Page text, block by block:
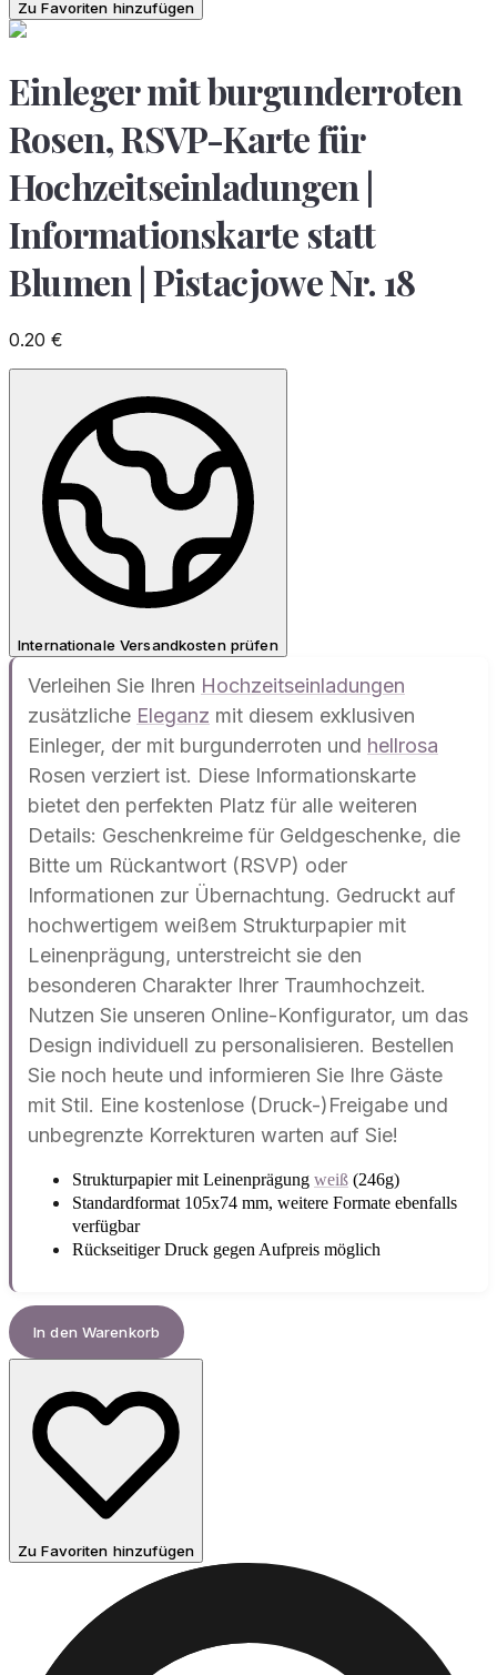
Zu Favoriten hinzufügen
Einleger mit burgunderroten
Rosen, RSVP-Karte für
Hochzeitseinladungen |
Informationskarte statt
Blumen | Pistacjowe Nr. 18
0.20 €
Internationale Versandkosten prüfen
Verleihen Sie Ihren Hochzeitseinladungen
zusätzliche Eleganz mit diesem exklusiven
Einleger, der mit burgunderroten und hellrosa
Rosen verziert ist. Diese Informationskarte
bietet den perfekten Platz für alle weiteren
Details: Geschenkreime für Geldgeschenke, die
Bitte um Rückantwort (RSVP) oder
Informationen zur Übernachtung. Gedruckt auf
hochwertigem weißem Strukturpapier mit
Leinenprägung, unterstreicht sie den
besonderen Charakter Ihrer Traumhochzeit.
Nutzen Sie unseren Online-Konfigurator, um das
Design individuell zu personalisieren. Bestellen
Sie noch heute und informieren Sie Ihre Gäste
mit Stil. Eine kostenlose (Druck-)Freigabe und
unbegrenzte Korrekturen warten auf Sie!
Strukturpapier mit Leinenprägung weiß (246g)
Standardformat 105x74 mm, weitere Formate ebenfalls
verfügbar
Rückseitiger Druck gegen Aufpreis möglich
In den Warenkorb
Zu Favoriten hinzufügen